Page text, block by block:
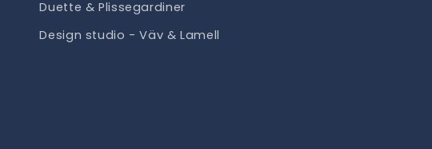
Duette & Plissegardiner
Design studio - Väv & Lamell